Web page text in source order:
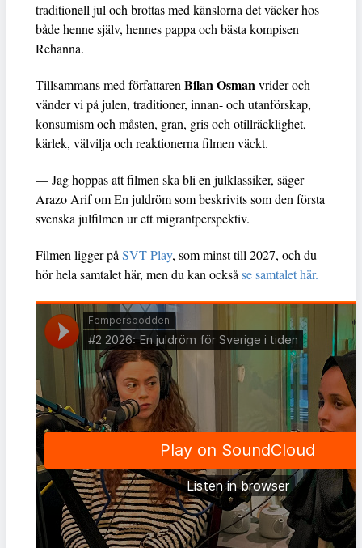
traditionell jul och brottas med känslorna det väcker hos
både henne själv, hennes pappa och bästa kompisen
Rehanna.
Tillsammans med författarenBilan Osmanvrider och
vänder vi på julen, traditioner, innan- och utanförskap,
konsumism och måsten, gran, gris och otillräcklighet,
kärlek, välvilja och reaktionerna filmen väckt.
— Jag hoppas att filmen ska bli en julklassiker, säger
Arazo Arif om En juldröm som beskrivits som den första
svenska julfilmen ur ett migrantperspektiv.
Filmen ligger påSVT Play, som minst till 2027, och du
hör hela samtalet här, men du kan ocksåse samtalet här.